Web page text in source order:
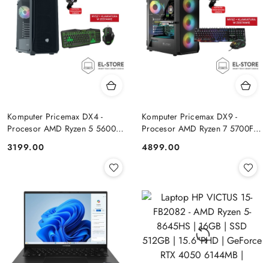
Komputer Pricemax DX4 -
Procesor AMD Ryzen 5 5600G
512GB Win 11 PRO
Cena:
3199.00
Komputer Pricemax DX9 -
Procesor AMD Ryzen 7 5700F |
GeForce RTX 5050 8GB | Win
Cena:
4899.00